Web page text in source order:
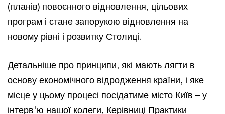
(планів) повоєнного відновлення, цільових
програм і стане запорукою відновлення на
новому рівні і розвитку Столиці.
Детальніше про принципи, які мають лягти в
основу економічного відродження країни, і яке
місце у цьому процесі посідатиме місто Київ – у
інтерв'ю нашої колеги, Керівниці Практики